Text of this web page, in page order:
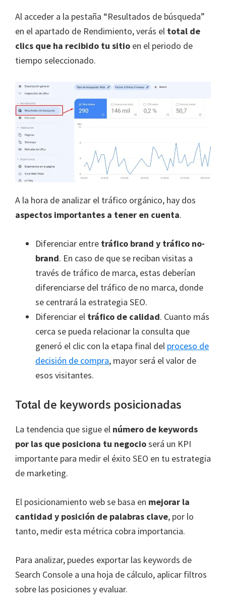
Al acceder a la pestaña “Resultados de búsqueda”
en el apartado de Rendimiento, verás el total de
clics que ha recibido tu sitio en el periodo de
tiempo seleccionado.
A la hora de analizar el tráfico orgánico, hay dos
aspectos importantes a tener en cuenta.
Diferenciar entre tráfico brand y tráfico no-
brand. En caso de que se reciban visitas a
través de tráfico de marca, estas deberían
diferenciarse del tráfico de no marca, donde
se centrará la estrategia SEO.
Diferenciar el tráfico de calidad. Cuanto más
cerca se pueda relacionar la consulta que
generó el clic con la etapa final del proceso de
decisión de compra, mayor será el valor de
esos visitantes.
Total de keywords posicionadas
La tendencia que sigue el número de keywords
por las que posiciona tu negocioserá un KPI
importante para medir el éxito SEO en tu estrategia
de marketing.
El posicionamiento web se basa en mejorar la
cantidad y posición de palabras clave, por lo
tanto, medir esta métrica cobra importancia.
Para analizar, puedes exportar las keywords de
Search Console a una hoja de cálculo, aplicar filtros
sobre las posiciones y evaluar.